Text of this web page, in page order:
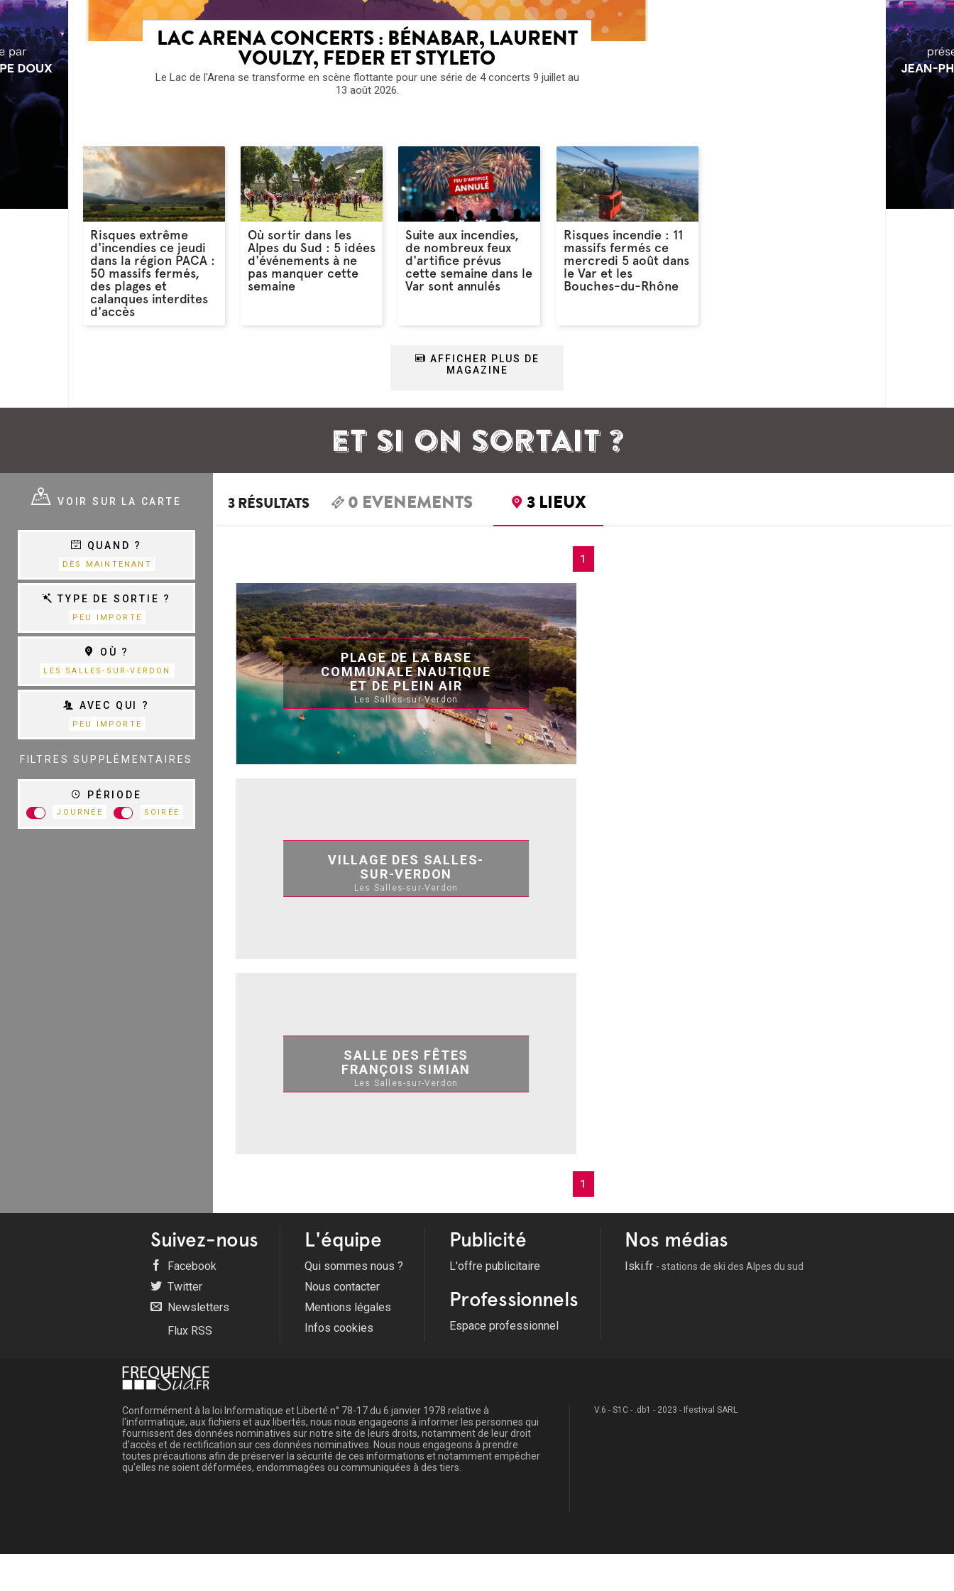
LAC ARENA CONCERTS : BÉNABAR, LAURENT
VOULZY, FEDER ET STYLETO
Le Lac de l'Arena se transforme en scène flottante pour une série de 4 concerts 9 juillet au
13 août 2026.
Risques extrême
d'incendies ce jeudi
dans la région PACA :
50 massifs fermés,
des plages et
calanques interdites
d'accès
Où sortir dans les
Alpes du Sud : 5 idées
d'événements à ne
pas manquer cette
semaine
Suite aux incendies,
de nombreux feux
d'artifice prévus
cette semaine dans le
Var sont annulés
Risques incendie : 11
massifs fermés ce
mercredi 5 août dans
le Var et les
Bouches-du-Rhône
AFFICHER PLUS DE
MAGAZINE
ET SI ON SORTAIT ?
VOIR SUR LA CARTE
QUAND ?
DÈS MAINTENANT
TYPE DE SORTIE ?
PEU IMPORTE
OÙ ?
LES SALLES-SUR-VERDON
AVEC QUI ?
PEU IMPORTE
FILTRES SUPPLÉMENTAIRES
PÉRIODE
JOURNÉE SOIRÉE
CHANSON &
TOUTES LES
3 RÉSULTATS 0 EVENEMENTS 3 LIEUX
1
PLAGE DE LA BASE
COMMUNALE NAUTIQUE
ET DE PLEIN AIR
Les Salles-sur-Verdon
VILLAGE DES SALLES-
SUR-VERDON
Les Salles-sur-Verdon
SALLE DES FÊTES
FRANÇOIS SIMIAN
Les Salles-sur-Verdon
1
Suivez-nous
Facebook
Twitter
Newsletters
Flux RSS
L'équipe
Qui sommes nous ?
Nous contacter
Mentions légales
Infos cookies
Publicité
L'offre publicitaire
Professionnels
Espace professionnel
Nos médias
Iski.fr - stations de ski des Alpes du sud
Conformément à la loi Informatique et Liberté n° 78-17 du 6 janvier 1978 relative à
l'informatique, aux fichiers et aux libertés, nous nous engageons à informer les personnes qui
fournissent des données nominatives sur notre site de leurs droits, notamment de leur droit
d'accès et de rectification sur ces données nominatives. Nous nous engageons à prendre
toutes précautions afin de préserver la sécurité de ces informations et notamment empêcher
qu'elles ne soient déformées, endommagées ou communiquées à des tiers.
V.6 - S1C - .db1 - 2023 - Ifestival SARL